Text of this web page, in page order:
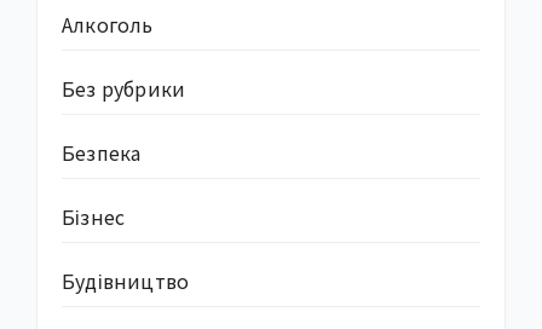
Алкоголь
Без рубрики
Безпека
Бізнес
Будівництво